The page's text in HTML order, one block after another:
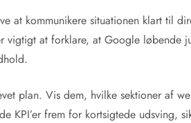
at kommunikere situationen klart til
at forklare, at Google løbende
plan. Vis dem, hvilke sektioner af
KPI’er frem for kortsigtede udsving,